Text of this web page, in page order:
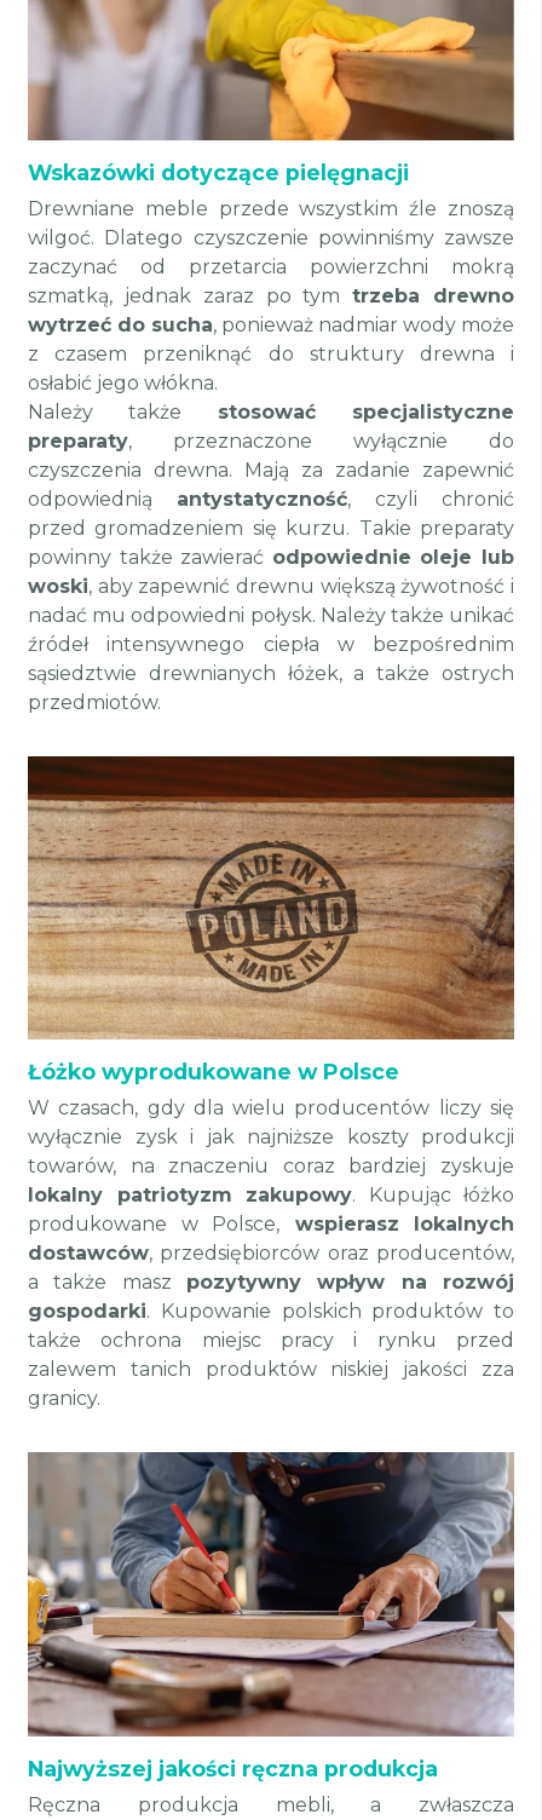
Wskazówki dotyczące pielęgnacji
Drewniane meble przede wszystkim źle znoszą
wilgoć. Dlatego czyszczenie powinniśmy zawsze
zaczynać od przetarcia powierzchni mokrą
szmatką, jednak zaraz po tymtrzeba drewno
wytrzeć do sucha, ponieważ nadmiar wody może
z czasem przeniknąć do struktury drewna i
osłabić jego włókna.
Należy także stosować specjalistyczne
preparaty, przeznaczone wyłącznie do
czyszczenia drewna. Mają za zadanie zapewnić
odpowiednią antystatyczność, czyli chronić
przed gromadzeniem się kurzu. Takie preparaty
powinny także zawierać odpowiednie oleje lub
woski, aby zapewnić drewnu większą żywotność i
nadać mu odpowiedni połysk. Należy także unikać
źródeł intensywnego ciepła w bezpośrednim
sąsiedztwie drewnianych łóżek, a także ostrych
przedmiotów.
Łóżko wyprodukowane w Polsce
W czasach, gdy dla wielu producentów liczy się
wyłącznie zysk i jak najniższe koszty produkcji
towarów, na znaczeniu coraz bardziej zyskuje
lokalny patriotyzm zakupowy. Kupując łóżko
produkowane w Polsce, wspierasz lokalnych
dostawców, przedsiębiorców oraz producentów,
a także masz pozytywny wpływ na rozwój
gospodarki. Kupowanie polskich produktów to
także ochrona miejsc pracy i rynku przed
zalewem tanich produktów niskiej jakości zza
granicy.
Najwyższej jakości ręczna produkcja
Ręczna produkcja mebli, a zwłaszcza